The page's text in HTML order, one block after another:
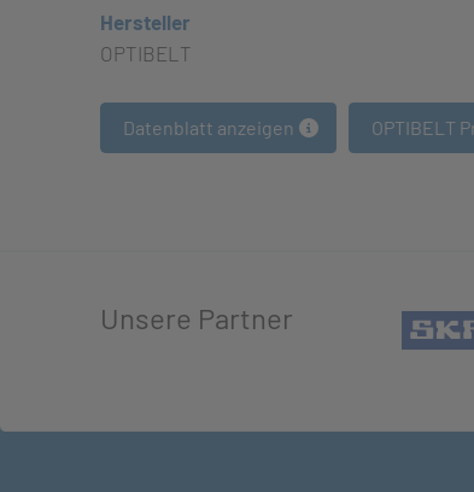
Hersteller
OPTIBELT
Datenblatt anzeigen OPTIBELT
Unsere Partner